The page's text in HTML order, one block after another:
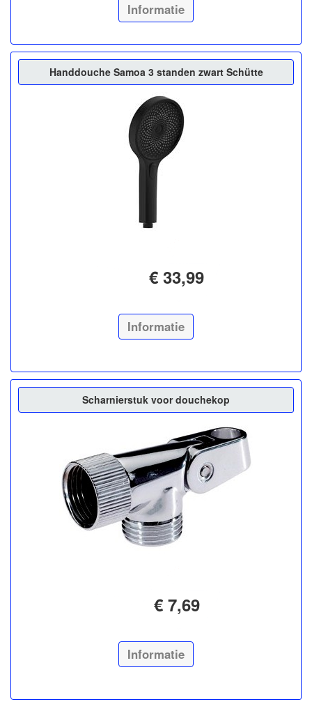
Informatie
Handdouche Samoa 3 standen zwart Schütte
€ 33,99
Informatie
Scharnierstuk voor douchekop
€ 7,69
Informatie